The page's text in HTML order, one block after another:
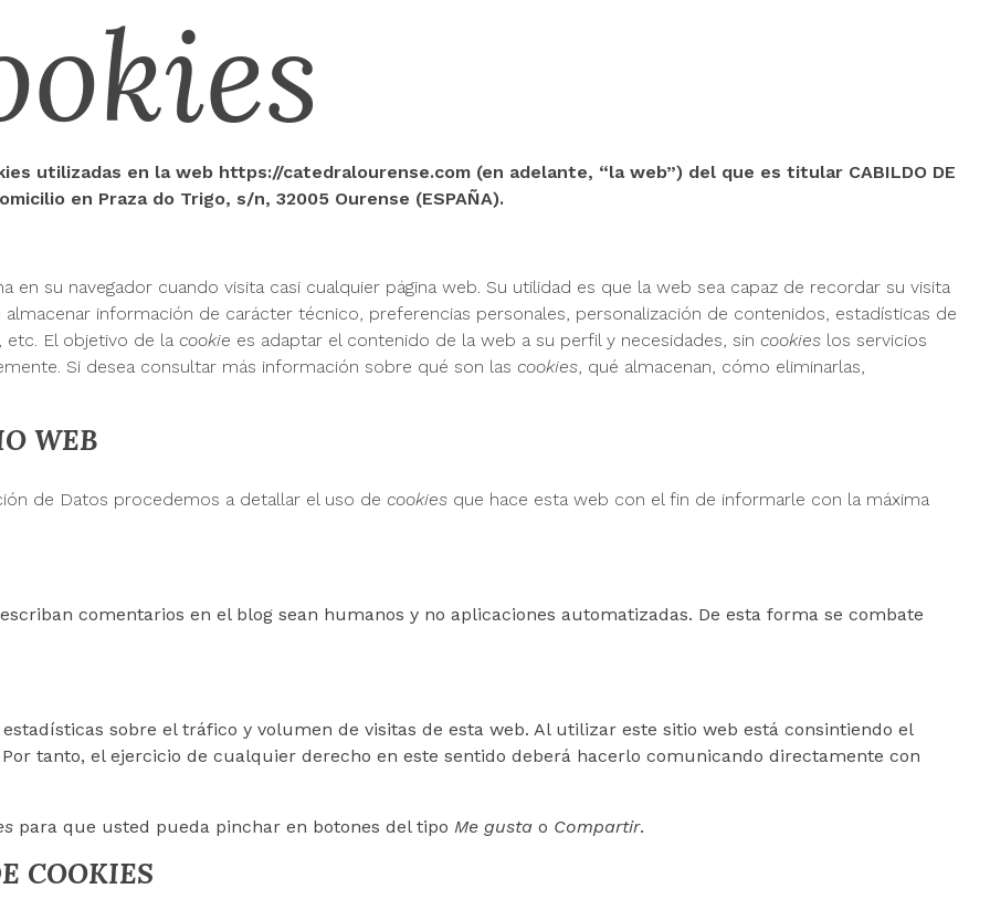
utilizadas en la web https://catedralourense.com (en adelante, “la web”) del que es titular CABILDO DE
en Praza do Trigo, s/n, 32005 Ourense (ESPAÑA).
en su navegador cuando visita casi cualquier página web. Su utilidad es que la web sea capaz de recordar su visita
almacenar información de carácter técnico, preferencias personales, personalización de contenidos, estadísticas de
etc. El objetivo de la cookie es adaptar el contenido de la web a su perfil y necesidades, sin cookies los servicios
Si desea consultar más información sobre qué son las cookies, qué almacenan, cómo eliminarlas,
WEB
de Datos procedemos a detallar el uso de cookies que hace esta web con el fin de informarle con la máxima
comentarios en el blog sean humanos y no aplicaciones automatizadas. De esta forma se combate
sobre el tráfico y volumen de visitas de esta web. Al utilizar este sitio web está consintiendo el
tanto, el ejercicio de cualquier derecho en este sentido deberá hacerlo comunicando directamente con
para que usted pueda pinchar en botones del tipo Me gusta o Compartir.
COOKIES